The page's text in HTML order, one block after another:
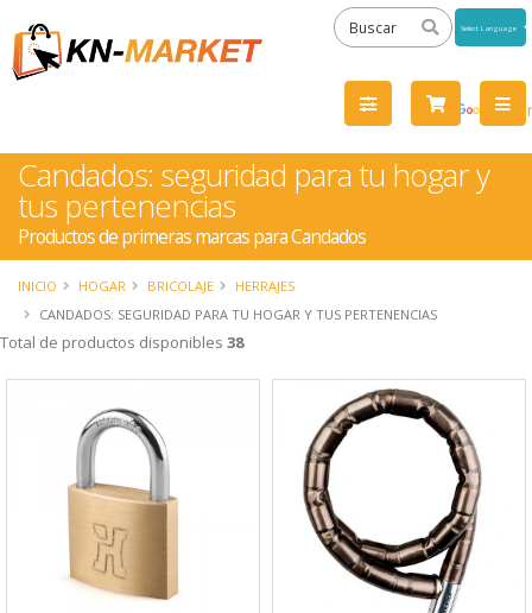
by
Candados: seguridad para tu hogar y
tus pertenencias
Productos de primeras marcas para Candados
INICIO HOGAR BRICOLAJE
HERRAJES
CANDADOS: SEGURIDAD PARA TU HOGAR Y TUS PERTENENCIAS
Total de productos disponibles 38